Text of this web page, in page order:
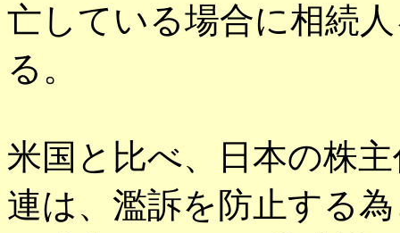
亡している場合に相続
る。
米国と比べ、日本の株
連は、濫訴を防止する